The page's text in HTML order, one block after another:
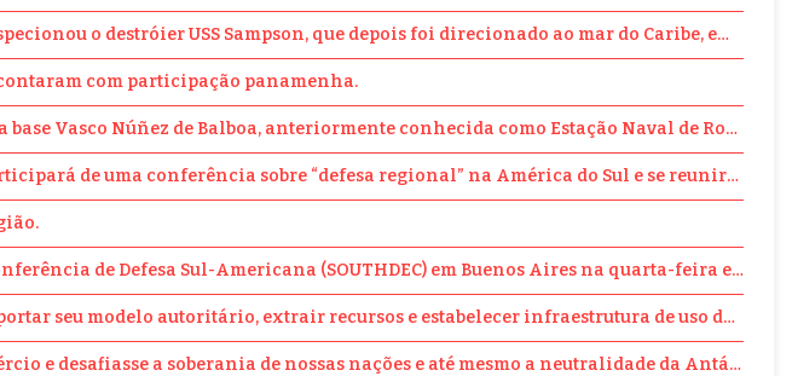
o destróier USS Sampson, que depois foi direcionado ao mar do Caribe, em
contaram com participação panamenha.
Vasco Núñez de Balboa, anteriormente conhecida como Estação Naval de Rodman.
de uma conferência sobre “defesa regional” na América do Sul e se reunirá
de Defesa Sul-Americana (SOUTHDEC) em Buenos Aires na quarta-feira e
seu modelo autoritário, extrair recursos e estabelecer infraestrutura de uso duplo, de
e desafiasse a soberania de nossas nações e até mesmo a neutralidade da Antártida.”